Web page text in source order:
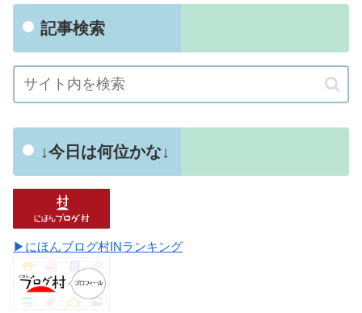
記事検索
↓今日は何位かな↓
▶にほんブログ村INランキング